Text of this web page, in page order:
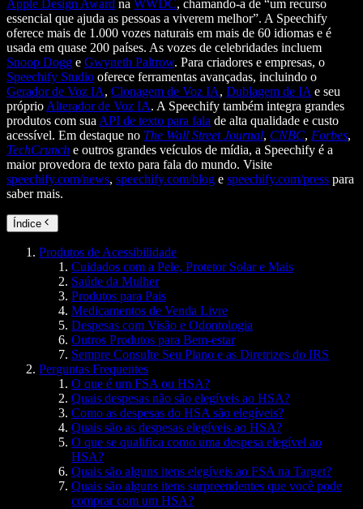
Apple Design Award na WWDC, chamando-a de “um recurso
essencial que ajuda as pessoas a viverem melhor”. A Speechify
oferece mais de 1.000 vozes naturais em mais de 60 idiomas e é
usada em quase 200 países. As vozes de celebridades incluem
Snoop Dogg e Gwyneth Paltrow. Para criadores e empresas, o
Speechify Studio oferece ferramentas avançadas, incluindo o
Gerador de Voz IA, Clonagem de Voz IA, Dublagem de IA e seu
próprio Alterador de Voz IA. A Speechify também integra grandes
produtos com sua API de texto para fala de alta qualidade e custo
acessível. Em destaque no The Wall Street Journal, CNBC, Forbes,
TechCrunch e outros grandes veículos de mídia, a Speechify é a
maior provedora de texto para fala do mundo. Visite
speechify.com/news, speechify.com/blog e speechify.com/press para
saber mais.
Índice
Produtos de Acessibilidade
Cuidados com a Pele, Protetor Solar e Mais
Saúde da Mulher
Produtos para Pais
Medicamentos de Venda Livre
Despesas com Visão e Odontologia
Outros Produtos para Bem-estar
Sempre Consulte Seu Plano e as Diretrizes do IRS
Perguntas Frequentes
O que é um FSA ou HSA?
Quais despesas não são elegíveis ao HSA?
Como as despesas do HSA são elegíveis?
Quais são as despesas elegíveis ao HSA?
O que se qualifica como uma despesa elegível ao
HSA?
Quais são alguns itens elegíveis ao FSA na Target?
Quais são alguns itens surpreendentes que você pode
comprar com um HSA?